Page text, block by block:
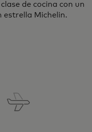
de cocina con un
estrella Michelin.